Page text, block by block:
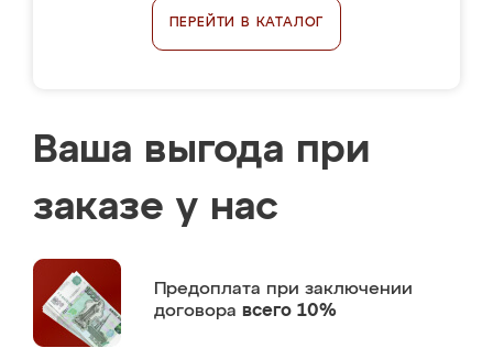
ПЕРЕЙТИ В КАТАЛОГ
Ваша выгода при
заказе у нас
Предоплата при заключении
договора всего 10%